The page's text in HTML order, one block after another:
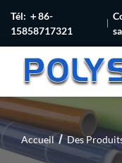
Tél: ＋86-
15858717321
Accueil Des